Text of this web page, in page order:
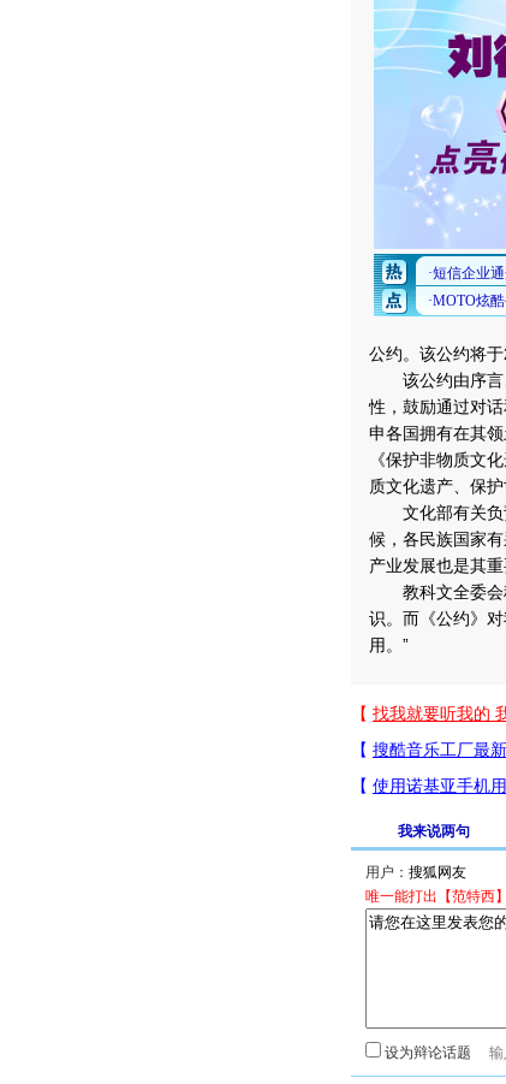
公约。该公约将
该公约由序言
性，鼓励通过对
申各国拥有在其
《保护非物质文
质文化遗产、保
文化部有关负
候，各民族国家
产业发展也是其重
教科文全委会秘
识。而《公约》
用。”
我来说两句
用户：
唯一能打出【范特西
设为辩论话题